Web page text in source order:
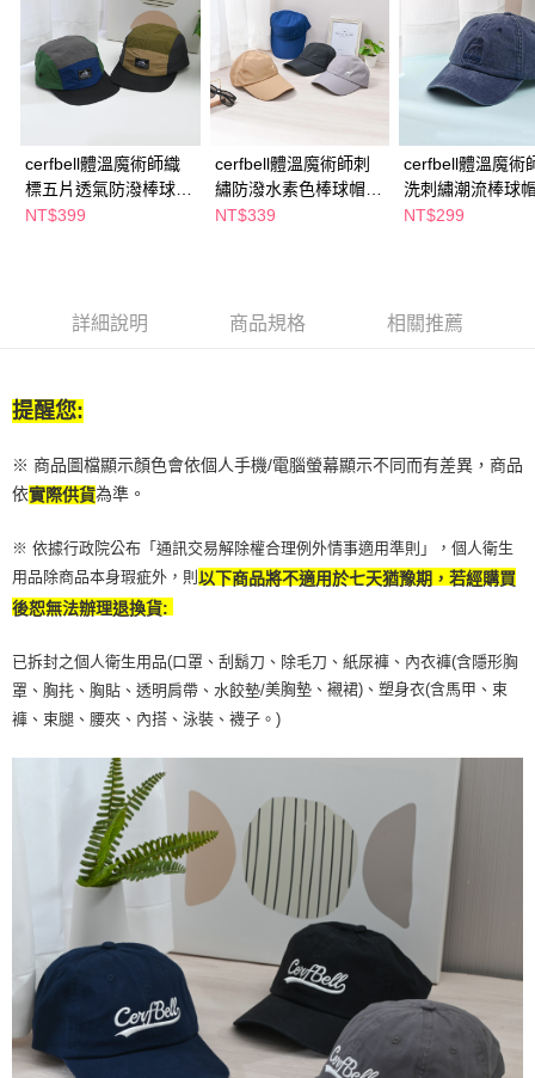
１．於結帳方式選擇「AFTEE先享後付」後，將跳轉至「AFTEE先享後付」
結帳頁面，進行簡訊認證並確認金額後，即可完成結帳。
２．訂單成立數日內，您將收到繳費通知簡訊。
３．收到繳費通知簡訊後14天內，點擊此簡訊中的連結，可透過四大超商／
ATM／網路銀行／等多元方式進行付款，方視為交易完成。
※ 請注意：結帳手續完成當下不需立刻繳費，但若您需要取消訂單，請聯絡
後付繳納相關費用。
※ 交易是否成功請以「AFTEE先享後付 」之結帳頁面顯示為準，若有關於
客戶支援中心」
https://netprotections.freshdesk.com/support/home
易，需依本服務之必要範圍內提供個人資料，並將交易相關給付款項請求債
權轉讓予恩沛科技股份有限公司。
３．未成年的使用者請事先徵得法定代理人或監護人之同意方可使用
「AFTEE先享後付」，若未經同意申辦者引起之損失，本公司不負相關責
４．使用「AFTEE先享後付」時，將依據個別帳號之用戶狀況，依本公司即
時審查核予不同之上限額度；若仍有額度不足之情形，本公司將視審查結果
請求用戶進行身份認證。
恩沛科技股份有限公司將有權停止該用戶之使用額度並採取法律行動。
付款後全家取貨
每筆NT$65，滿NT$390(含以上)免運費
萊爾富取貨付款
付款後萊爾富取貨
每筆NT$65，滿NT$490(含以上)免運費
付款後7-11取貨
宅配(本島)
付款後寶雅門市自取(由倉庫統一出貨)
cerfbell體溫魔術師織
標五片透氣防潑棒球
帽-多款任選
NT$399
cerfbell體溫魔術師刺
繡防潑水素色棒球帽-
多款任選
NT$339
cerfbell體溫魔術
洗刺繡潮流棒球
仔
NT$299
詳細說明 商品規格 相關推薦
提醒您:
※ 商品圖檔顯示顏色會依個人手機/電腦螢幕顯示不同而有差異，商品
依實際供貨為準。
※ 依據行政院公布「通訊交易解除權合理例外情事適用準則」，個人衛生
用品除商品本身瑕疵外，則 以下商品將不適用於七天猶豫期，若經購買
後恕無法辦理退換貨:
已拆封之個人衛生用品(口罩、刮鬍刀、除毛刀、紙尿褲、內衣褲(含隱形胸
罩、胸扥、胸貼、透明肩帶、水餃墊/美胸墊、襯裙)、塑身衣(含馬甲、束
褲、束腿、腰夾、內搭、泳裝、襪子。)